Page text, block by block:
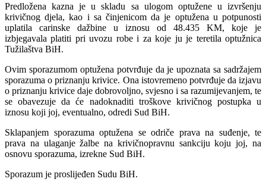
Predložena kazna je u skladu sa ulogom optužene u izvršenju
krivičnog djela, kao i sa činjenicom da je optužena u potpunosti
uplatila carinske dažbine u iznosu od 48.435 KM, koje je
izbjegavala platiti pri uvozu robe i za koje ju je teretila optužnica
Tužilaštva BiH.
Ovim sporazumom optužena potvrđuje da je upoznata sa sadržajem
sporazuma o priznanju krivice. Ona istovremeno potvrđuje da izjavu
o priznanju krivice daje dobrovoljno, svjesno i sa razumijevanjem, te
se obavezuje da će nadoknaditi troškove krivičnog postupka u
iznosu koji joj, eventualno, odredi Sud BiH.
Sklapanjem sporazuma optužena se odriče prava na suđenje, te
prava na ulaganje žalbe na krivičnopravnu sankciju koju joj, na
osnovu sporazuma, izrekne Sud BiH.
Sporazum je proslijeđen Sudu BiH.